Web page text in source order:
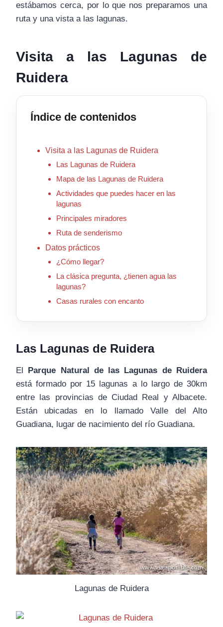
estábamos cerca, por lo que nos preparamos una
ruta y una vista a las lagunas.
Visita a las Lagunas de
Ruidera
Índice de contenidos
Visita a las Lagunas de Ruidera
Las Lagunas de Ruidera
Mapa de las Lagunas de Ruidera
Actividades que puedes hacer en las
lagunas
Principales miradores
Ruta de senderismo
Datos prácticos
¿Cómo llegar?
La clásica pregunta, ¿tienen agua las
lagunas?
Casas rurales con encanto
Las Lagunas de Ruidera
El
Parque Natural de las Lagunas de Ruidera
está formado por 15 lagunas a lo largo de 30km
entre las provincias de Ciudad Real y Albacete.
Están ubicadas en lo llamado Valle del Alto
Guadiana, lugar de nacimiento del río Guadiana.
Lagunas de Ruidera